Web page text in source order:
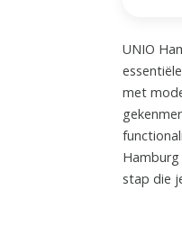
UNIO
met
stap die